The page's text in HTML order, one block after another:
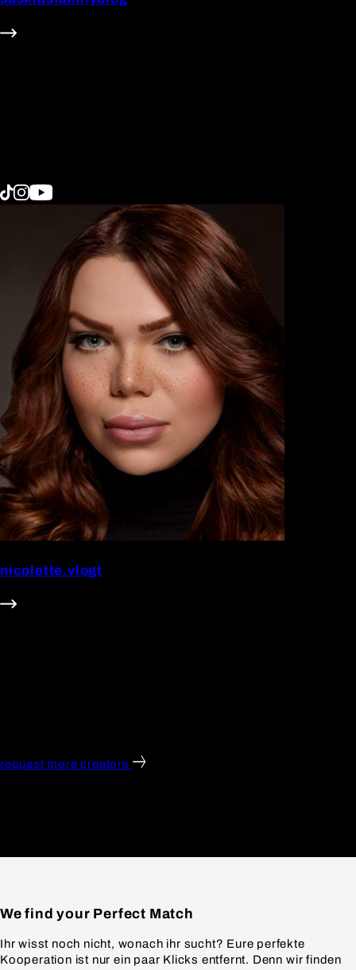
nicolette.vlogt
request more creators
We find your Perfect Match
Ihr wisst noch nicht, wonach ihr sucht? Eure perfekte
Kooperation ist nur ein paar Klicks entfernt. Denn wir finden